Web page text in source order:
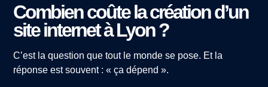
Combien coûte la création d’un
site internet à Lyon ?
C’est la question que tout le monde se pose. Et la
réponse est souvent : « ça dépend ».